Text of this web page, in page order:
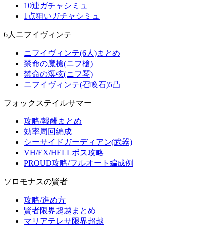
10連ガチャシミュ
1点狙いガチャシミュ
6人ニフイヴィンテ
ニフイヴィンテ(6人)まとめ
禁命の魔槍(ニフ槍)
禁命の溟弦(ニフ琴)
ニフイヴィンテ(召喚石)5凸
フォックステイルサマー
攻略/報酬まとめ
効率周回編成
シーサイドガーディアン(武器)
VH/EX/HELLボス攻略
PROUD攻略/フルオート編成例
ソロモナスの賢者
攻略/進め方
賢者限界超越まとめ
マリアテレサ限界超越